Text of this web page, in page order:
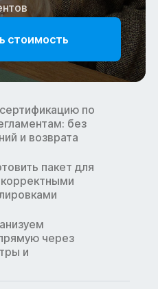
через
и
стоимость
пакет для
по
без
и возврата